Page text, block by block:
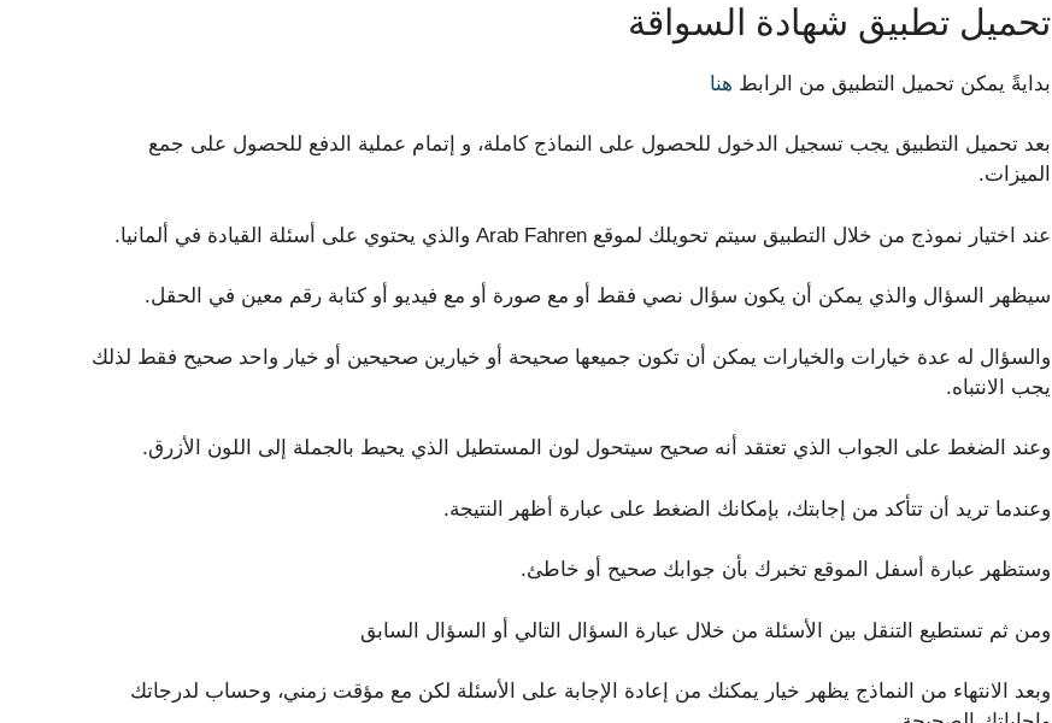
تحميل تطبيق شهادة السواقة
بدايةً يمكن تحميل التطبيق من الرابط هنا
بعد تحميل التطبيق يجب تسجيل الدخول للحصول على النماذج كاملة، و إتمام عملية الدفع للحصول على جمع
الميزات.
عند اختيار نموذج من خلال التطبيق سيتم تحويلك لموقع Arab Fahren والذي يحتوي على أسئلة القيادة في ألمانيا.
سيظهر السؤال والذي يمكن أن يكون سؤال نصي فقط أو مع صورة أو مع فيديو أو كتابة رقم معين في الحقل.
والسؤال له عدة خيارات والخيارات يمكن أن تكون جميعها صحيحة أو خيارين صحيحين أو خيار واحد صحيح فقط لذلك
يجب الانتباه.
وعند الضغط على الجواب الذي تعتقد أنه صحيح سيتحول لون المستطيل الذي يحيط بالجملة إلى اللون الأزرق.
وعندما تريد أن تتأكد من إجابتك، بإمكانك الضغط على عبارة أظهر النتيجة.
وستظهر عبارة أسفل الموقع تخبرك بأن جوابك صحيح أو خاطئ.
ومن ثم تستطيع التنقل بين الأسئلة من خلال عبارة السؤال التالي أو السؤال السابق
وبعد الانتهاء من النماذج يظهر خيار يمكنك من إعادة الإجابة على الأسئلة لكن مع مؤقت زمني، وحساب لدرجاتك